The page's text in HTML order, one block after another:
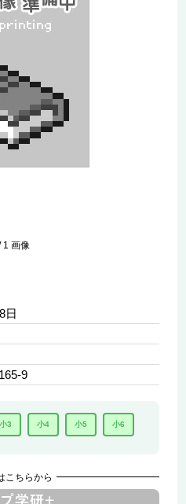
1 画像
日
9
小3 小4 小5 小6
こちらから